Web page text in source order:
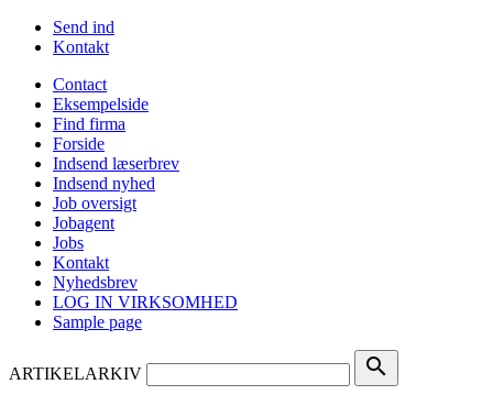
Send ind
Kontakt
Contact
Eksempelside
Find firma
Forside
Indsend læserbrev
Indsend nyhed
Job oversigt
Jobagent
Jobs
Kontakt
Nyhedsbrev
LOG IN VIRKSOMHED
Sample page
ARTIKELARKIV search